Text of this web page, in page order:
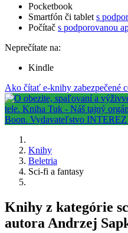
Pocketbook
Smartfón či tablet s
Počítač s podporovanou
Neprečítate na:
Kindle
Ako čítať e-knihy zabezpečené
Knihy
Beletria
Sci-fi a fantasy
Knihy z kategórie
autora Andrzej